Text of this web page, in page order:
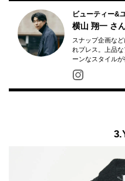
ビューティー&
横山 翔一 さ
スナップ企画な
れプレス。上品
ーンなスタイルが